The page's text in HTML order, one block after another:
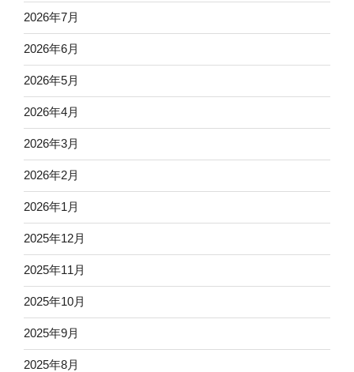
2026年7月
2026年6月
2026年5月
2026年4月
2026年3月
2026年2月
2026年1月
2025年12月
2025年11月
2025年10月
2025年9月
2025年8月